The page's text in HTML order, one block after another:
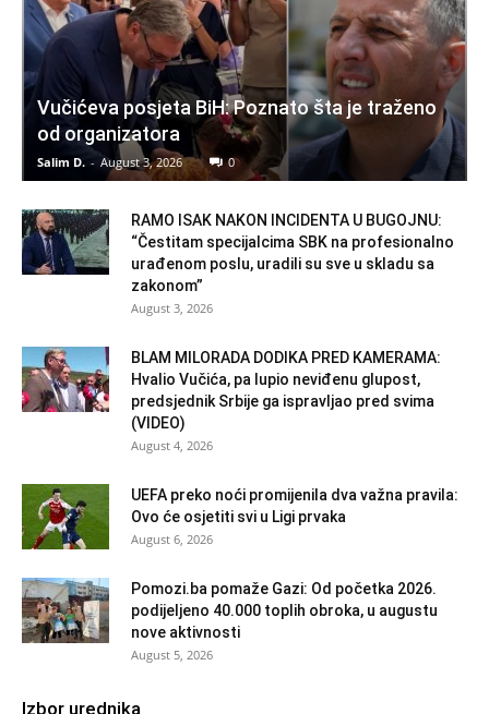
Vučićeva posjeta BiH: Poznato šta je traženo
od organizatora
Salim D. - August 3, 2026 0
RAMO ISAK NAKON INCIDENTA U BUGOJNU:
“Čestitam specijalcima SBK na profesionalno
urađenom poslu, uradili su sve u skladu sa
zakonom”
August 3, 2026
BLAM MILORADA DODIKA PRED KAMERAMA:
Hvalio Vučića, pa lupio neviđenu glupost,
predsjednik Srbije ga ispravljao pred svima
(VIDEO)
August 4, 2026
UEFA preko noći promijenila dva važna pravila:
Ovo će osjetiti svi u Ligi prvaka
August 6, 2026
Pomozi.ba pomaže Gazi: Od početka 2026.
podijeljeno 40.000 toplih obroka, u augustu
nove aktivnosti
August 5, 2026
Izbor urednika